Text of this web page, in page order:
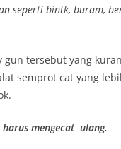
seperti bintk, buram,
tersebut yang
semprot cat yang
mengecat ulang.